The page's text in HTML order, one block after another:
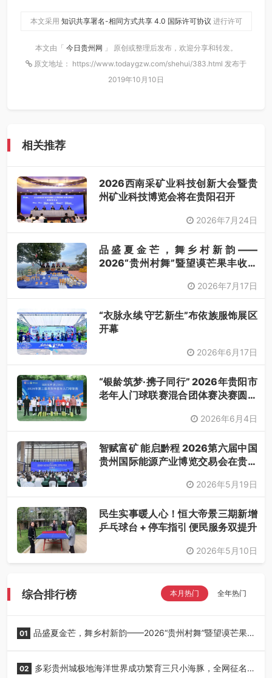
本文采用 知识共享署名-相同方式共享 4.0 国际许可协议 进行许可
本文由「 今日贵州网 」 原创或整理后发布，欢迎分享和转发。
原文地址： https://www.todaygzw.com/shehui/383.html 发布于
2019年10月10日
相关推荐
2026西南采矿业科技创新大会暨贵
州矿业科技博览会将在贵阳召开
2026年7月24日
品盛夏金芒，舞乡村新韵——
2026“贵州村舞”暨望谟芒果丰收季
2026年7月17日
“衣脉永续 守艺新生”布依族服饰展区
开幕
2026年6月17日
“银龄筑梦·携子同行” 2026年贵阳市
老年人门球联赛混合团体赛决赛圆满
2026年6月4日
智赋富矿 能启黔程 2026第六届中国
贵州国际能源产业博览交易会在贵阳
2026年5月19日
民生实事暖人心！恒大帝景三期新增
乒乓球台 + 停车指引 便民服务双提升
2026年5月10日
综合排行榜 本月热门 全年热门
01 品盛夏金芒，舞乡村新韵——2026“贵州村舞”暨望谟芒果
02 多彩贵州城极地海洋世界成功繁育三只小海豚，全网征名